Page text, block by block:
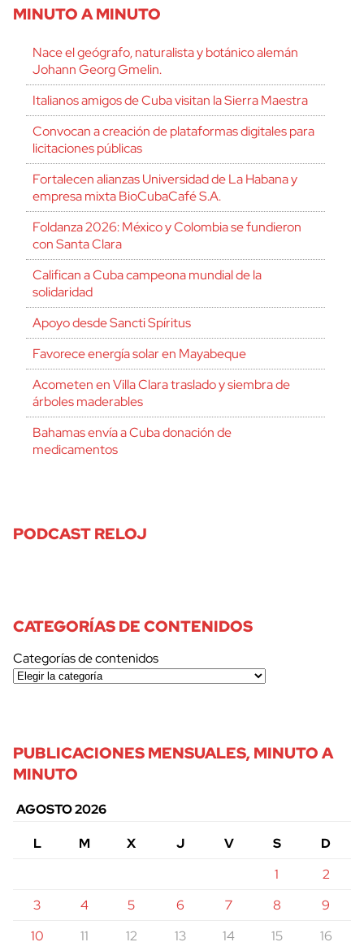
MINUTO A MINUTO
Nace el geógrafo, naturalista y botánico alemán
Johann Georg Gmelin.
Italianos amigos de Cuba visitan la Sierra Maestra
Convocan a creación de plataformas digitales para
licitaciones públicas
Fortalecen alianzas Universidad de La Habana y
empresa mixta BioCubaCafé S.A.
Foldanza 2026: México y Colombia se fundieron
con Santa Clara
Califican a Cuba campeona mundial de la
solidaridad
Apoyo desde Sancti Spíritus
Favorece energía solar en Mayabeque
Acometen en Villa Clara traslado y siembra de
árboles maderables
Bahamas envía a Cuba donación de
medicamentos
PODCAST RELOJ
CATEGORÍAS DE CONTENIDOS
Categorías de contenidos
PUBLICACIONES MENSUALES, MINUTO A
MINUTO
AGOSTO 2026
L
M X J V S
D
1
2
3
4 5 6 7 8
9
10
11 12 13 14 15 16